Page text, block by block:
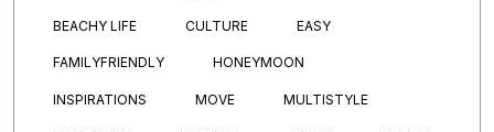
BEACHY LIFE CULTURE EASY
FAMILYFRIENDLY HONEYMOON
INSPIRATIONS MOVE MULTISTYLE